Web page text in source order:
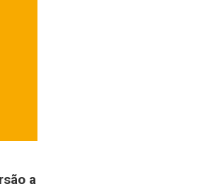
a